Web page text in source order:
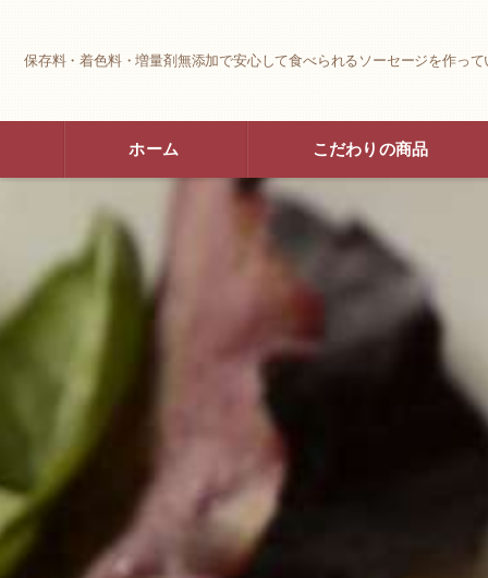
保存料・着色料・増量剤無添加で安心して食べられるソーセージを作って
ホーム こだわりの商品